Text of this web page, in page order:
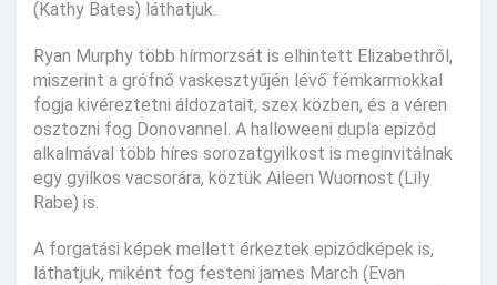
(Kathy Bates) láthatjuk.
Ryan Murphy több hírmorzsát is elhintett Elizabethről,
miszerint a grófnő vaskesztyűjén lévő fémkarmokkal
fogja kivéreztetni áldozatait, szex közben, és a véren
osztozni fog Donovannel. A halloweeni dupla epizód
alkalmával több híres sorozatgyilkost is meginvitálnak
egy gyilkos vacsorára, köztük Aileen Wuornost (Lily
Rabe) is.
A forgatási képek mellett érkeztek epizódképek is,
láthatjuk, miként fog festeni james March (Evan